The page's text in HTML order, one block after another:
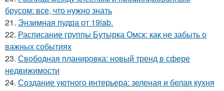
брусом: все, что нужно знать
21. Энзимная пудра от 19lab.
22. Расписание группы Бутырка Омск: как не забыть о
важных событиях
23. Свободная планировка: новый тренд в сфере
недвижимости
24. Создание уютного интерьера: зеленая и белая кухня